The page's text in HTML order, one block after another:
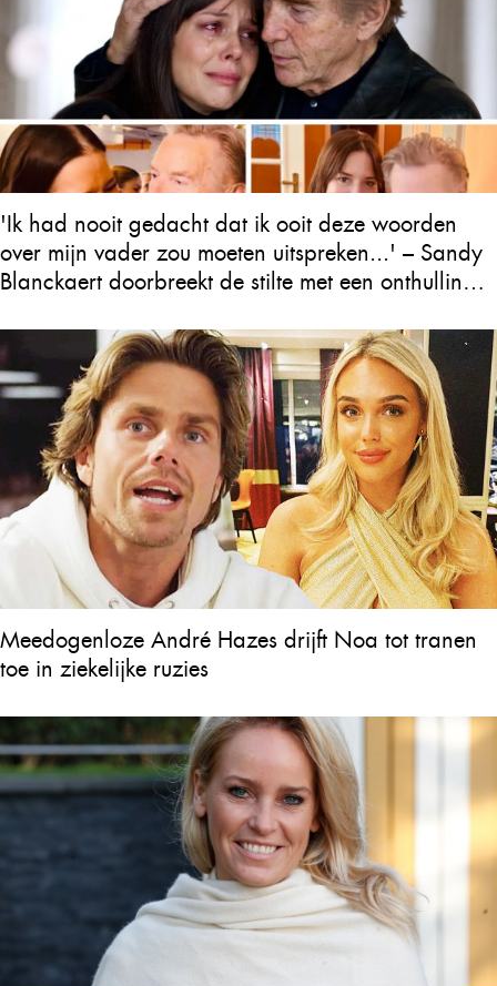
'Ik had nooit gedacht dat ik ooit deze woorden
over mijn vader zou moeten uitspreken...' – Sandy
Blanckaert doorbreekt de stilte met een onthulling
achterlaat
Meedogenloze André Hazes drijft Noa tot tranen
toe in ziekelijke ruzies